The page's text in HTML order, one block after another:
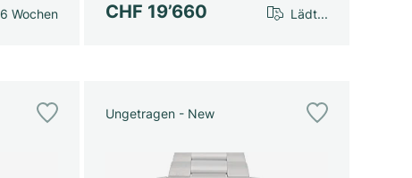
6 Wochen CHF 19’660 Lädt...
Ungetragen - New